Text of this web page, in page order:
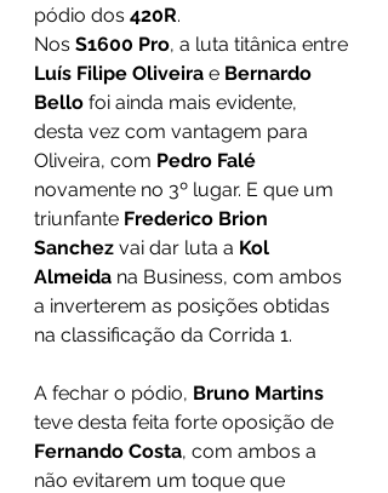
pódio dos 420R.
Nos S1600 Pro, a luta titânica entre
Luís Filipe Oliveira e Bernardo
Bello foi ainda mais evidente,
desta vez com vantagem para
Oliveira, com Pedro Falé
novamente no 3º lugar. E que um
triunfante Frederico Brion
Sanchez vai dar luta a Kol
Almeida na Business, com ambos
a inverterem as posições obtidas
na classificação da Corrida 1.
A fechar o pódio, Bruno Martins
teve desta feita forte oposição de
Fernando Costa, com ambos a
não evitarem um toque que